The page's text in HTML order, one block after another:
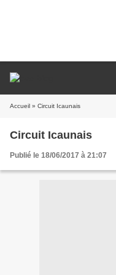
Accueil » Circuit Icaunais
Circuit Icaunais
Publié le 18/06/2017 à 21:07